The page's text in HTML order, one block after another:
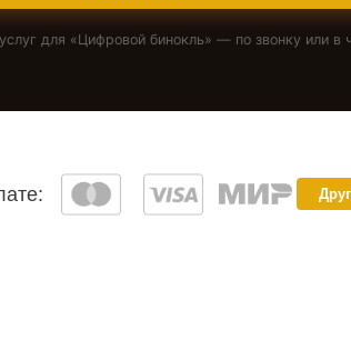
для «Цифровой бинокль» — по звонку или в